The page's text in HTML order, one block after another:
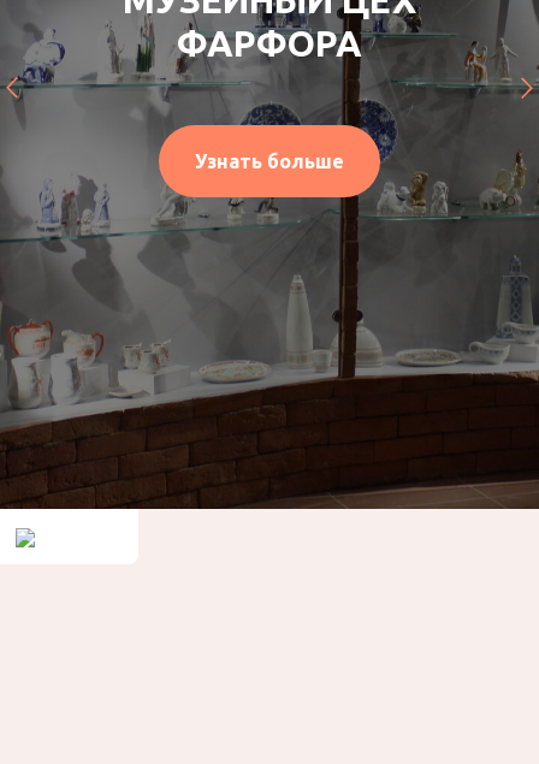
КОМПЛЕКС
В ДЕРЕВНЕ ЖЕСТЯНАЯ
ГОРКА
Узнать больше